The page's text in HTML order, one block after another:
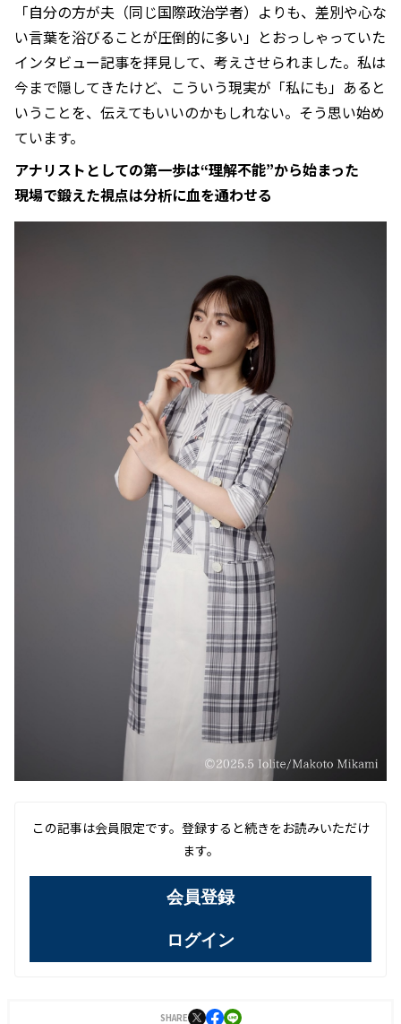
「自分の方が夫（同じ国際政治学者）よりも、差別や心な
い言葉を浴びることが圧倒的に多い」とおっしゃっていた
インタビュー記事を拝見して、考えさせられました。私は
今まで隠してきたけど、こういう現実が「私にも」あると
いうことを、伝えてもいいのかもしれない。そう思い始め
ています。
アナリストとしての第一歩は“理解不能”から始まった
現場で鍛えた視点は分析に血を通わせる
この記事は会員限定です。登録すると続きをお読みいただけ
ます。
会員登録
ログイン
SHARE